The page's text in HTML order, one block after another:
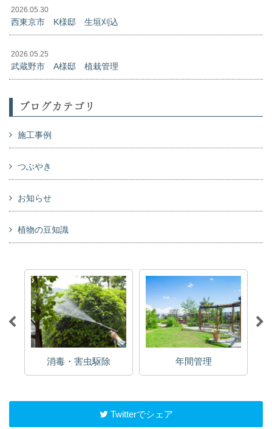
2026.05.30
西東京市 K様邸 生垣刈込
2026.05.25
武蔵野市 A様邸 植栽管理
ブログカテゴリ
施工事例
つぶやき
お知らせ
植物の豆知識
消毒・害虫駆除 年間管理
Twitterでシェア